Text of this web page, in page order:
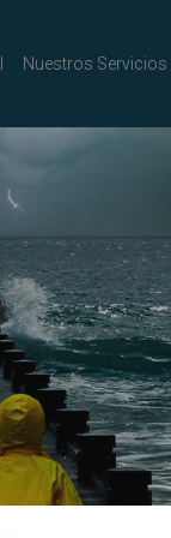
Nuestros Servicios